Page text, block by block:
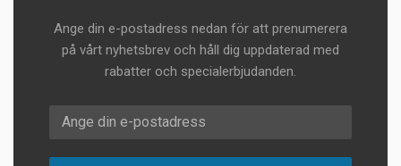
Ange din e-postadress nedan för att prenumerera
på vårt nyhetsbrev och håll dig uppdaterad med
rabatter och specialerbjudanden.